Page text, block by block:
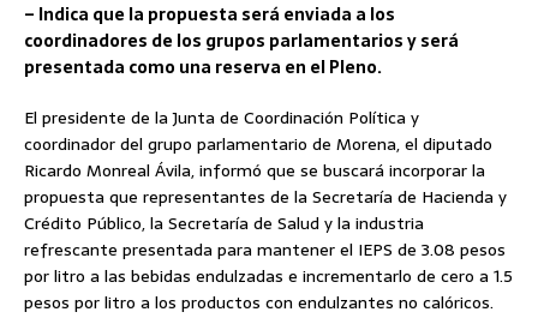
– Indica que la propuesta será enviada a los
coordinadores de los grupos parlamentarios y será
presentada como una reserva en el Pleno.
El presidente de la Junta de Coordinación Política y
coordinador del grupo parlamentario de Morena, el diputado
Ricardo Monreal Ávila, informó que se buscará incorporar la
propuesta que representantes de la Secretaría de Hacienda y
Crédito Público, la Secretaría de Salud y la industria
refrescante presentada para mantener el IEPS de 3.08 pesos
por litro a las bebidas endulzadas e incrementarlo de cero a 1.5
pesos por litro a los productos con endulzantes no calóricos.